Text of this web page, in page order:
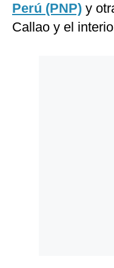
Perú (PNP) y
Callao y el